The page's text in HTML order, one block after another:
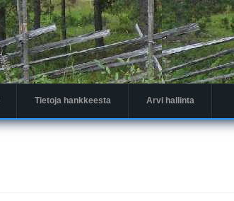
Tietoja hankkeesta Arvi hallinta